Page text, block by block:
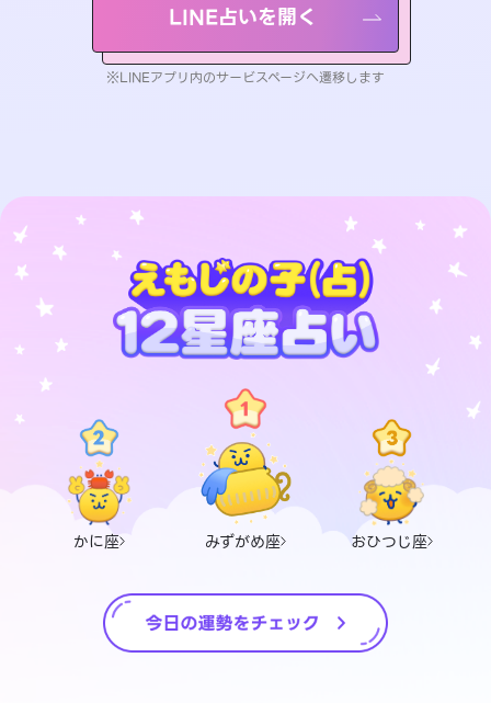
LINE占いを開く
※LINEアプリ内のサービスページへ遷移します
かに座 みずがめ座 おひつじ座